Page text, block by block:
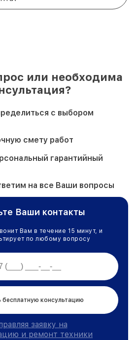
или необходима
с выбором
смету работ
гарантийный
на все Ваши вопросы
Ваши контакты
Вам в течение 15 минут, и
по любому вопросу
бесплатную консультацию
заявку на
и ремонт техники